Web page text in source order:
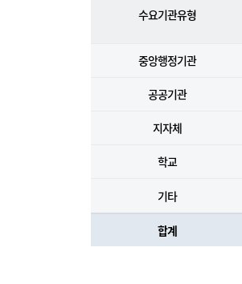
수요기관유형
중앙행정기관
공공기관
지자체
학교
기타
합계